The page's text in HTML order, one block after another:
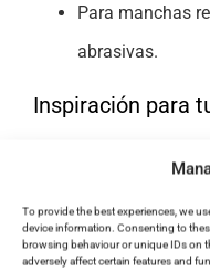
To provide the best experiences, we
device information. Consenting to
browsing behaviour or unique IDs on
adversely affect certain features and
Para manchas
abrasivas.
Inspiración para
Natural:Bañera